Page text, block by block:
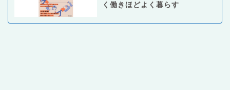
く働きほどよく暮らす